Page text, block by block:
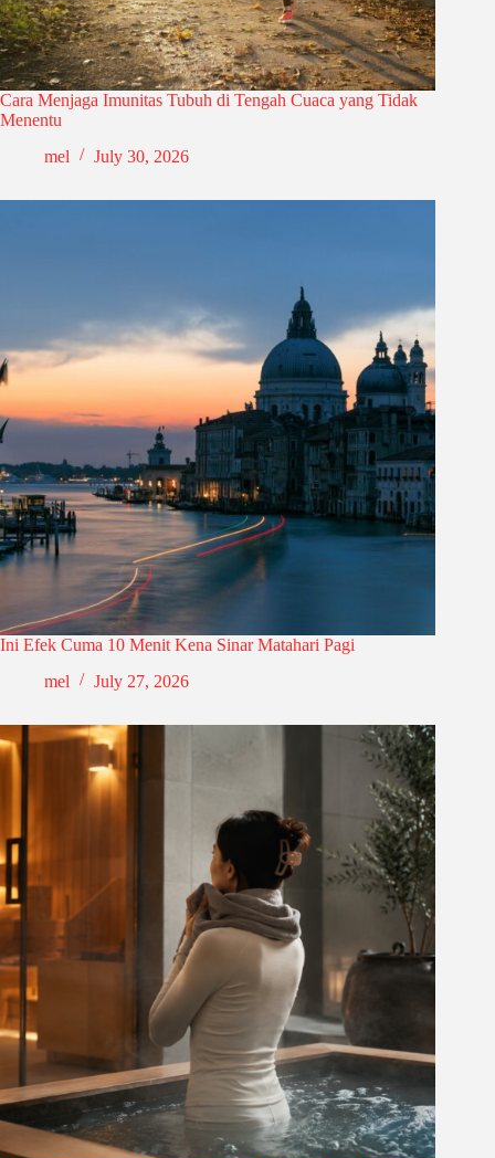
Cara Menjaga Imunitas Tubuh di Tengah Cuaca yang Tidak
Menentu
mel
July 30, 2026
Ini Efek Cuma 10 Menit Kena Sinar Matahari Pagi
mel
July 27, 2026